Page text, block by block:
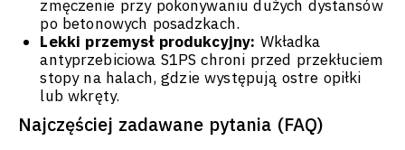
zmęczenie przy pokonywaniu dużych dystansów
po betonowych posadzkach.
Lekki przemysł produkcyjny: Wkładka
antyprzebiciowa S1PS chroni przed przekłuciem
stopy na halach, gdzie występują ostre opiłki
lub wkręty.
Najczęściej zadawane pytania (FAQ)